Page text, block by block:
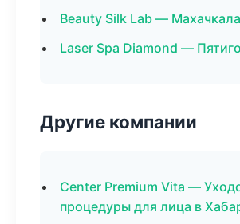
Beauty Silk Lab — Махачкала
Laser Spa Diamond —
Другие компании
Center Premium Vita —
процедуры для лица в